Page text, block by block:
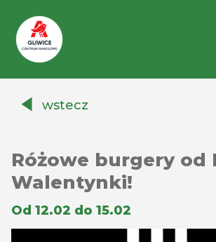
Auchanwstecz
Różowe burgery od
Walentynki!
Od 12.02 do 15.02